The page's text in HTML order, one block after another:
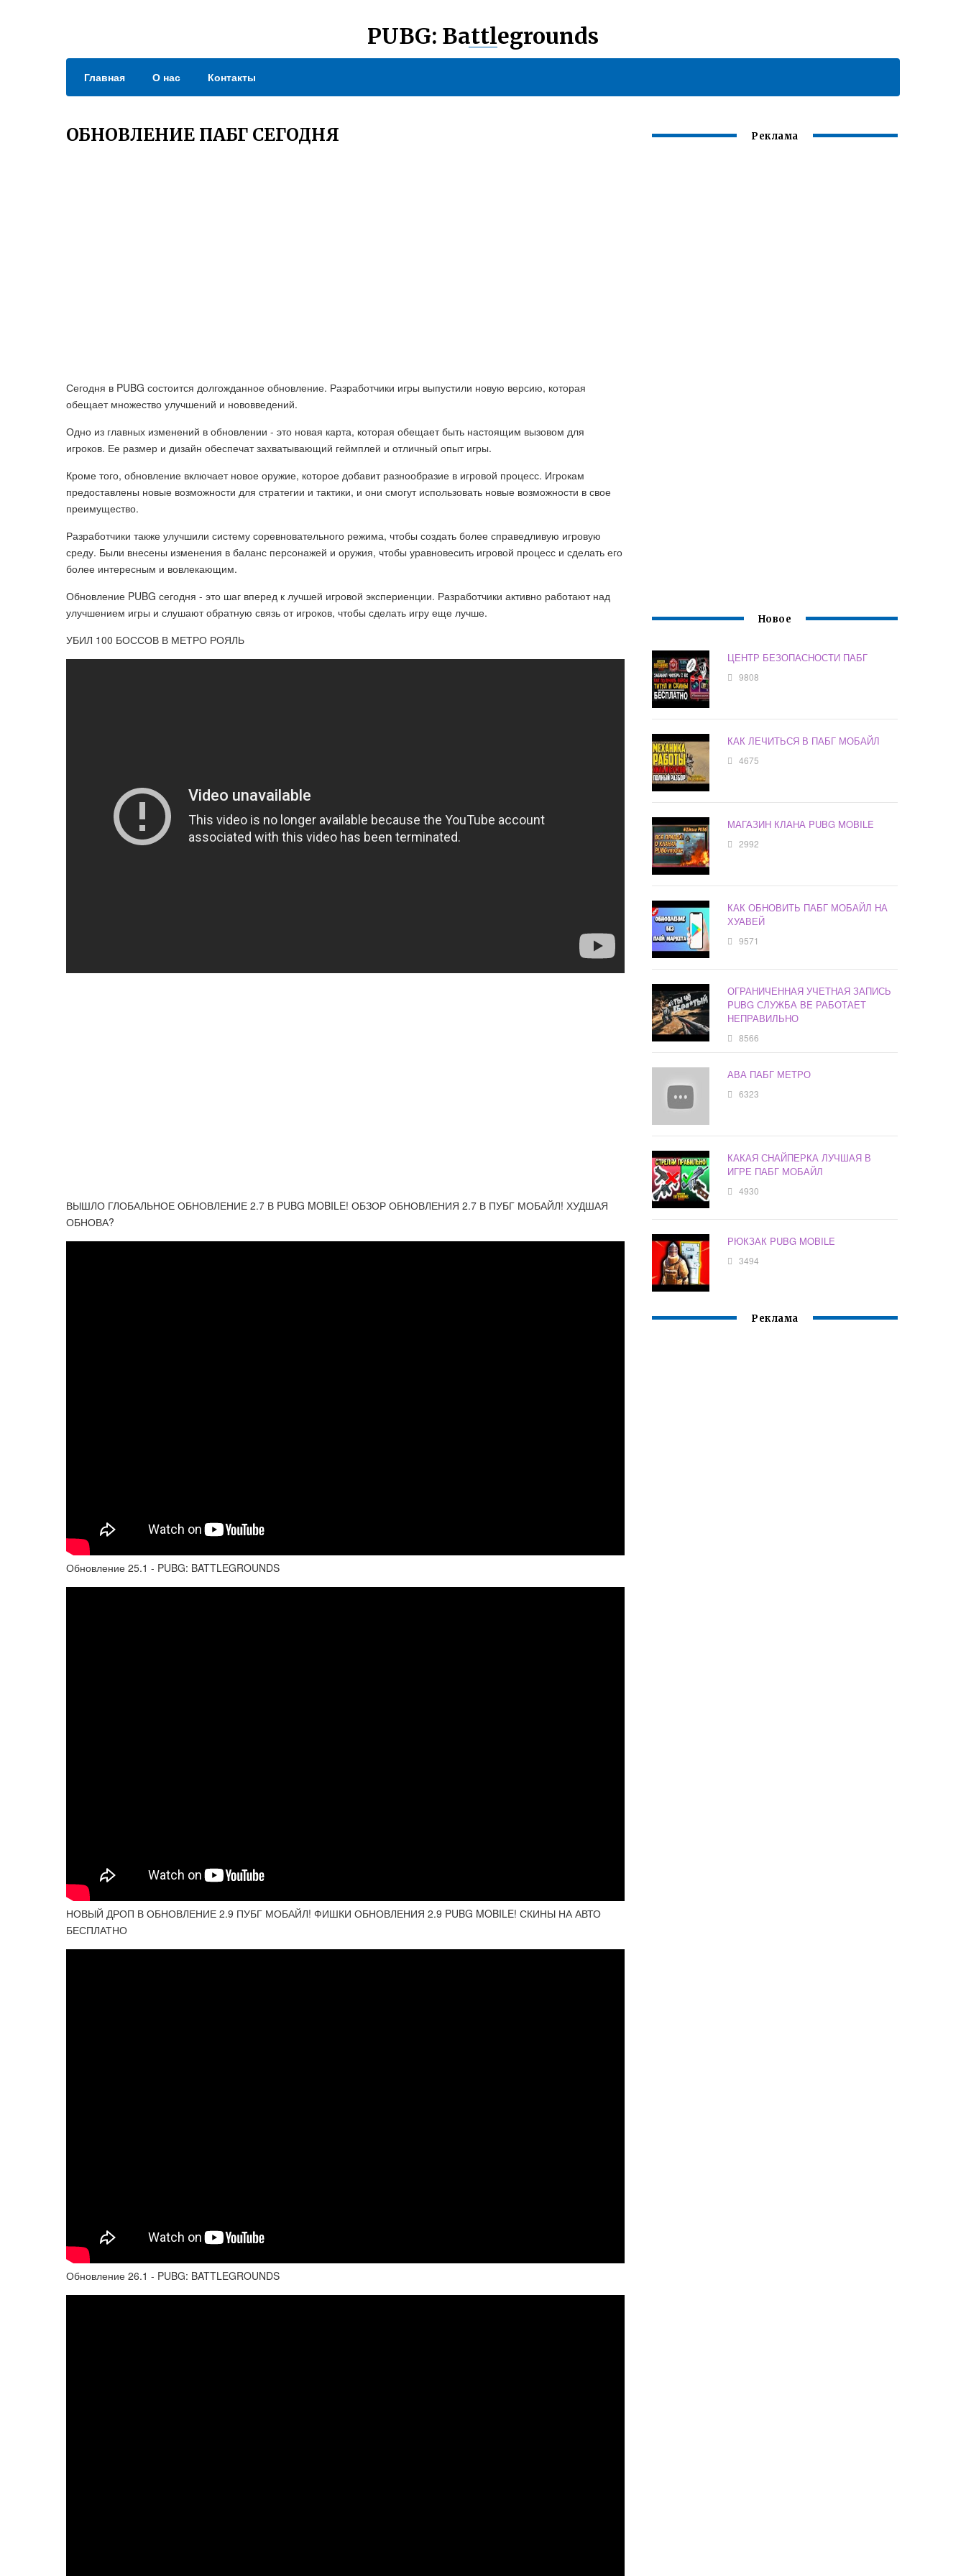
PUBG: Battlegrounds
Главная О нас Контакты
ОБНОВЛЕНИЕ ПАБГ СЕГОДНЯ
Сегодня в PUBG состоится долгожданное обновление. Разработчики игры выпустили новую версию, которая
обещает множество улучшений и нововведений.
Одно из главных изменений в обновлении - это новая карта, которая обещает быть настоящим вызовом для
игроков. Ее размер и дизайн обеспечат захватывающий геймплей и отличный опыт игры.
Кроме того, обновление включает новое оружие, которое добавит разнообразие в игровой процесс. Игрокам
предоставлены новые возможности для стратегии и тактики, и они смогут использовать новые возможности в свое
преимущество.
Разработчики также улучшили систему соревновательного режима, чтобы создать более справедливую игровую
среду. Были внесены изменения в баланс персонажей и оружия, чтобы уравновесить игровой процесс и сделать его
более интересным и вовлекающим.
Обновление PUBG сегодня - это шаг вперед к лучшей игровой экспериенции. Разработчики активно работают над
улучшением игры и слушают обратную связь от игроков, чтобы сделать игру еще лучше.
УБИЛ 100 БОССОВ В МЕТРО РОЯЛЬ
ВЫШЛО ГЛОБАЛЬНОЕ ОБНОВЛЕНИЕ 2.7 В PUBG MOBILE! ОБЗОР ОБНОВЛЕНИЯ 2.7 В ПУБГ МОБАЙЛ! ХУДШАЯ
ОБНОВА?
Обновление 25.1 - PUBG: BATTLEGROUNDS
НОВЫЙ ДРОП В ОБНОВЛЕНИЕ 2.9 ПУБГ МОБАЙЛ! ФИШКИ ОБНОВЛЕНИЯ 2.9 PUBG MOBILE! СКИНЫ НА АВТО
БЕСПЛАТНО
Обновление 26.1 - PUBG: BATTLEGROUNDS
Реклама
Новое
ЦЕНТР БЕЗОПАСНОСТИ ПАБГ
9808
КАК ЛЕЧИТЬСЯ В ПАБГ МОБАЙЛ
4675
МАГАЗИН КЛАНА PUBG MOBILE
2992
КАК ОБНОВИТЬ ПАБГ МОБАЙЛ НА
ХУАВЕЙ
9571
ОГРАНИЧЕННАЯ УЧЕТНАЯ ЗАПИСЬ
PUBG СЛУЖБА BE РАБОТАЕТ
НЕПРАВИЛЬНО
8566
АВА ПАБГ МЕТРО
6323
КАКАЯ СНАЙПЕРКА ЛУЧШАЯ В
ИГРЕ ПАБГ МОБАЙЛ
4930
РЮКЗАК PUBG MOBILE
3494
Реклама